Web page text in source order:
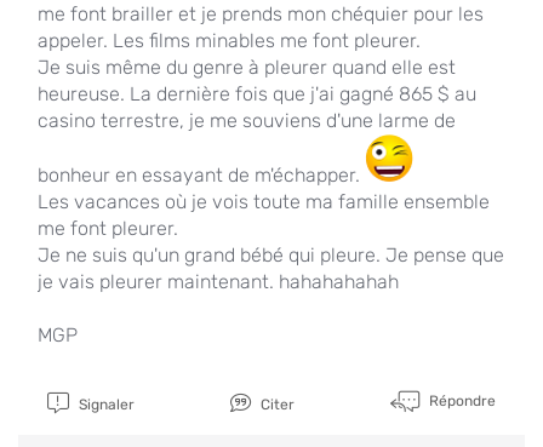
me font brailler et je prends mon chéquier pour les
appeler. Les films minables me font pleurer.
Je suis même du genre à pleurer quand elle est
heureuse. La dernière fois que j'ai gagné 865 $ au
casino terrestre, je me souviens d'une larme de
bonheur en essayant de m'échapper.
Les vacances où je vois toute ma famille ensemble
me font pleurer.
Je ne suis qu'un grand bébé qui pleure. Je pense que
je vais pleurer maintenant. hahahahahah
MGP
Signaler Citer Répondre